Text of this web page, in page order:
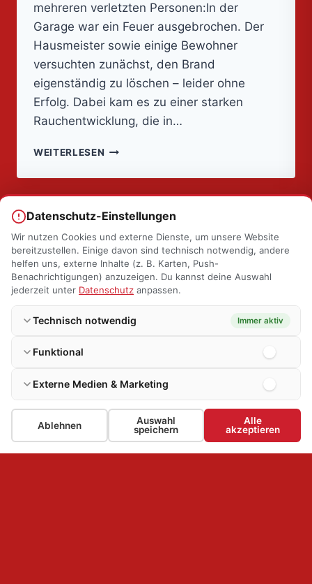
mehreren verletzten Personen:In der
Garage war ein Feuer ausgebrochen. Der
Hausmeister sowie einige Bewohner
versuchten zunächst, den Brand
eigenständig zu löschen – leider ohne
Erfolg. Dabei kam es zu einer starken
Rauchentwicklung, die in…
WEITERLESEN
MIT
VERLETZTEN
Datenschutz-Einstellungen
Wir nutzen Cookies und externe Dienste, um unsere Website
bereitzustellen. Einige davon sind technisch notwendig, andere
helfen uns, externe Inhalte (z. B. Karten, Push-
Benachrichtigungen) anzuzeigen. Du kannst deine Auswahl
jederzeit unter Datenschutz anpassen.
Technisch notwendig Immer aktiv
Funktional
Externe Medien & Marketing
Ablehnen
Auswahl
speichern
Alle
akzeptieren